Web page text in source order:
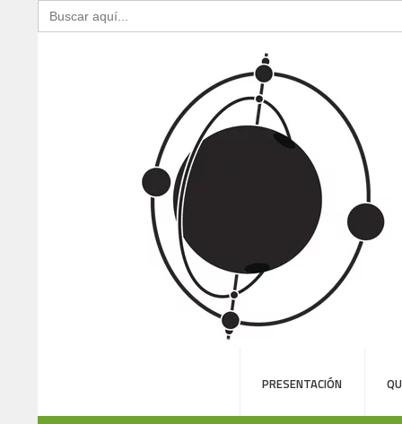
Buscar:
PRESENTACIÓN